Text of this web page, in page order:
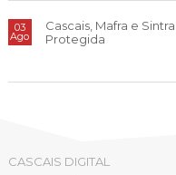
03
Ago
Cascais, Mafra e
Protegida
CASCAIS DIGITAL